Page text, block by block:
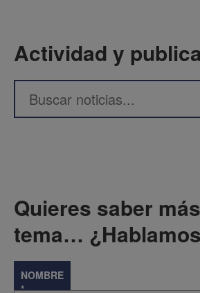
Actividad y
Quieres saber
tema…
NOMBRE
*